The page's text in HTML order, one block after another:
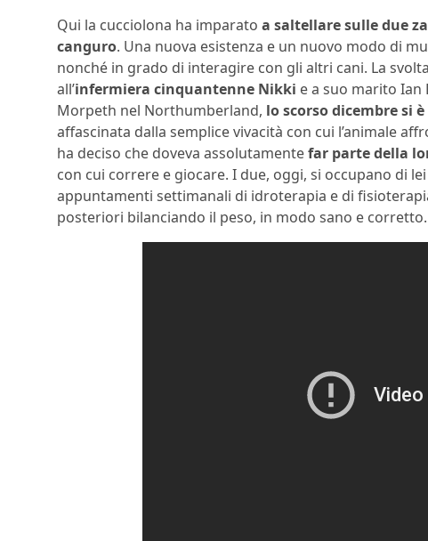
Qui la cucciolona ha imparato a saltellare sulle due
canguro. Una nuova esistenza e un nuovo modo di
nonché in grado di interagire con gli altri cani. La
all’infermiera cinquantenne Nikki e a suo marito Ian
Morpeth nel Northumberland, lo scorso dicembre si
affascinata dalla semplice vivacità con cui l’animale
ha deciso che doveva assolutamentefar parte della
con cui correre e giocare. I due, oggi, si occupano di
appuntamenti settimanali di idroterapia e di
posteriori bilanciando il peso, in modo sano e corretto.